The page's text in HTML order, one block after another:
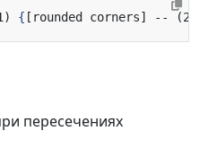
{ [rounded corners] --
пересечениях